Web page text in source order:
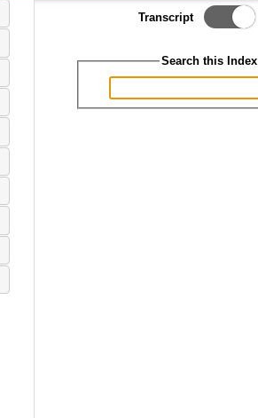
Transcript
Toggle Index/Transcript
View
Search this Index